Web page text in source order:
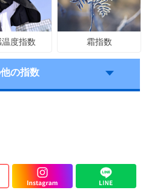
度指数 霜指数
の指数